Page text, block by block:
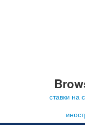
ставки на